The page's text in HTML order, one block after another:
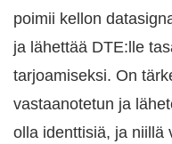
poimii kellon
ja lähettää DTE:lle
tarjoamiseksi. On
vastaanotetun ja
olla identtisiä, ja niillä